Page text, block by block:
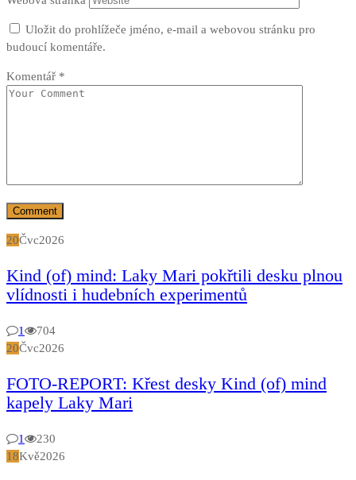
Uložit do prohlížeče jméno, e-mail a webovou stránku pro
budoucí komentáře.
Komentář *
20Čvc2026
Kind (of) mind: Laky Mari pokřtili desku plnou
vlídnosti i hudebních experimentů
1
704
20Čvc2026
FOTO-REPORT: Křest desky Kind (of) mind
kapely Laky Mari
1
230
18Kvě2026